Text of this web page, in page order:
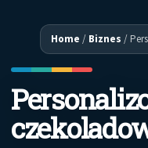
Home / Biznes /